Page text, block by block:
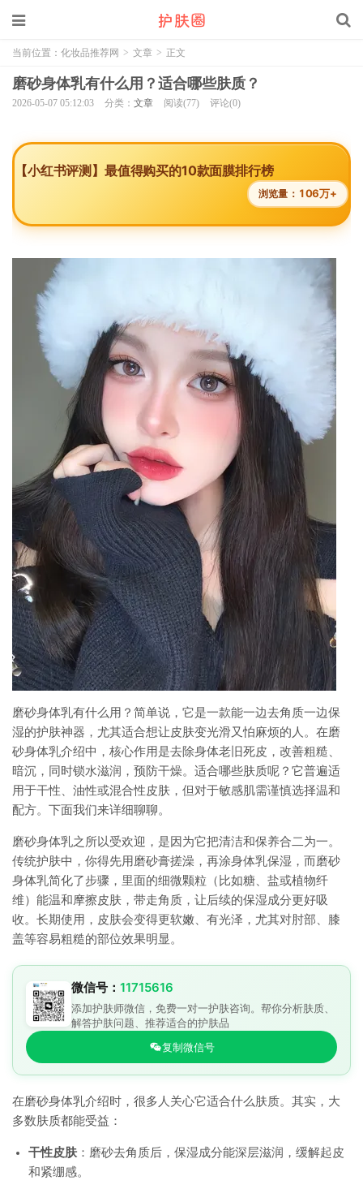
当前位置： 化妆品推荐网 > 文章 > 正文
磨砂身体乳有什么用？适合哪些肤质？
2026-05-07 05:12:03 分类： 文章 阅读(77) 评论(0)
【小红书评测】最值得购买的10款面膜排行榜
浏览量： 106万+
磨砂身体乳有什么用？简单说，它是一款能一边去角质一边保
湿的护肤神器，尤其适合想让皮肤变光滑又怕麻烦的人。在磨
砂身体乳介绍中，核心作用是去除身体老旧死皮，改善粗糙、
暗沉，同时锁水滋润，预防干燥。适合哪些肤质呢？它普遍适
用于干性、油性或混合性皮肤，但对于敏感肌需谨慎选择温和
配方。下面我们来详细聊聊。
磨砂身体乳之所以受欢迎，是因为它把清洁和保养合二为一。
传统护肤中，你得先用磨砂膏搓澡，再涂身体乳保湿，而磨砂
身体乳简化了步骤，里面的细微颗粒（比如糖、盐或植物纤
维）能温和摩擦皮肤，带走角质，让后续的保湿成分更好吸
收。长期使用，皮肤会变得更软嫩、有光泽，尤其对肘部、膝
盖等容易粗糙的部位效果明显。
微信号： 11715616
添加护肤师微信，免费一对一护肤咨询。帮你分析肤质、
解答护肤问题、推荐适合的护肤品
复制微信号
在磨砂身体乳介绍时，很多人关心它适合什么肤质。其实，大
多数肤质都能受益：
干性皮肤 ：磨砂去角质后，保湿成分能深层滋润，缓解起皮
和紧绷感。